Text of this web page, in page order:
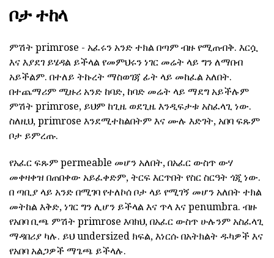
ቦታ ተከላ
ምሽት primrose - አፈሩን አንድ ተክል በጣም ብዙ የሚጠብቅ. እርሷ
እና እያደገ ይሄዳል ይችላል የመምህሩን ነገር መሬት ላይ ግን ለማበብ
አይችልም. በተለይ ትኩረት ማስወገጃ ፊት ላይ መከፈል አለበት.
በተጨማሪም ሚዙሪ አንድ ከባድ, ከባድ መሬት ላይ ማደግ አይችሉም
ምሽት primrose, ይህም ከጊዜ ወደጊዜ እንዲፍታቱ አስፈላጊ ነው.
ስለዚህ, primrose እንደሚተከልበትም እና ሙሉ እድገት, አበባ ፍጹም
ቦታ ይምረጡ.
የአፈር ፍጹም permeable መሆን አለበት, በአፈር ውስጥ ውሃ
መቀዛቀዝ በጠበቀው አይፈቀድም, ትርፍ እርጥበት የስር ስርዓት ጎጂ ነው.
በ ጣቢያ ላይ አንድ በሚገባ የተለኮሰ ቦታ ላይ የሚገኝ መሆን አለበት ተክል
መትከል እቅድ, ነገር ግን ሊሆን ይችላል እና ጥላ እና penumbra. ብዙ
የአበባ ቢጫ ምሽት primrose እባክህ, በአፈር ውስጥ ሁሉንም አስፈላጊ
ማዳበሪያ ካሉ. ይህ undersized ክፍል, እነርሱ በአትክልት ዱካዎች እና
የአበባ አልጋዎች ማጌጫ ይችላሉ.